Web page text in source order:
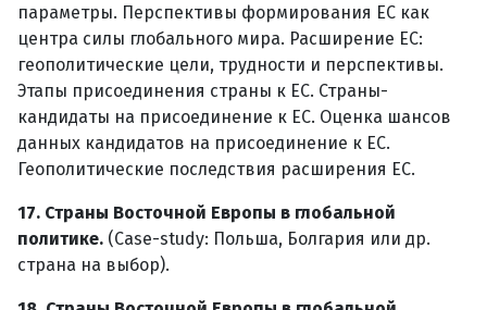
параметры. Перспективы формирования ЕС как
центра силы глобального мира. Расширение ЕС:
геополитические цели, трудности и перспективы.
Этапы присоединения страны к ЕС. Страны-
кандидаты на присоединение к ЕС. Оценка шансов
данных кандидатов на присоединение к ЕС.
Геополитические последствия расширения ЕС.
17. Страны Восточной Европы в глобальной
политике. (Case-study: Польша, Болгария или др.
страна на выбор).